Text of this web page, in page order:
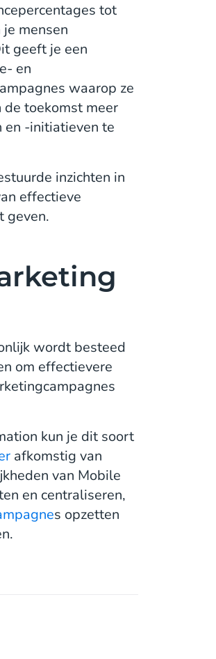
tot
je mensen
geeft je een
en
waarop ze
de toekomst meer
en -initiatieven te
inzichten in
effectieve
geven.
wordt besteed
om effectievere
kun je dit soort
afkomstig van
van Mobile
en centraliseren,
s opzetten